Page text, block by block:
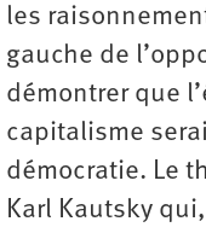
les
gauche de
démontrer que
capitalisme
démocratie. Le
Karl Kautsky